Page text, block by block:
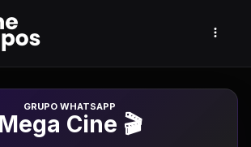
Grupo de Whatsapp
Mega Cine 🎬